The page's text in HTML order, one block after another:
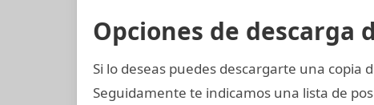
Opciones de descarga
Si lo deseas puedes descargarte una copia
Seguidamente te indicamos una lista de